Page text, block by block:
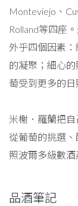
Monteviejo、
Rolland等四座
外乎四個因素
的凝聚；細心
萄受到更多的日
米榭．羅蘭把自
從葡萄的挑選
照波爾多級數
品酒筆記